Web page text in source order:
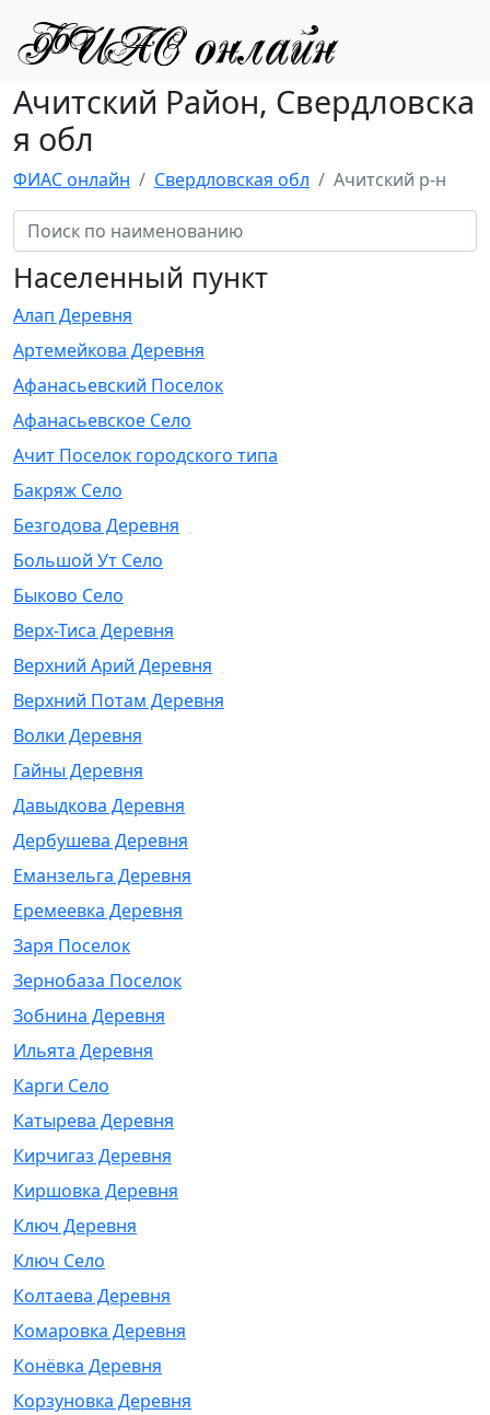
Ачитский Район, Свердловска
я обл
ФИАС онлайн Свердловская обл Ачитский р-н
Населенный пункт
Алап Деревня
Артемейкова Деревня
Афанасьевский Поселок
Афанасьевское Село
Ачит Поселок городского типа
Бакряж Село
Безгодова Деревня
Большой Ут Село
Быково Село
Верх-Тиса Деревня
Верхний Арий Деревня
Верхний Потам Деревня
Волки Деревня
Гайны Деревня
Давыдкова Деревня
Дербушева Деревня
Еманзельга Деревня
Еремеевка Деревня
Заря Поселок
Зернобаза Поселок
Зобнина Деревня
Ильята Деревня
Карги Село
Катырева Деревня
Кирчигаз Деревня
Киршовка Деревня
Ключ Деревня
Ключ Село
Колтаева Деревня
Комаровка Деревня
Конёвка Деревня
Корзуновка Деревня